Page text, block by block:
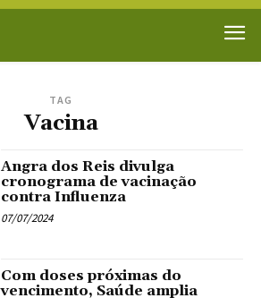
TAG
Vacina
Angra dos Reis divulga
cronograma de vacinação
contra Influenza
07/07/2024
Com doses próximas do
vencimento, Saúde amplia